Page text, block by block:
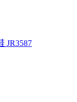
JR3587